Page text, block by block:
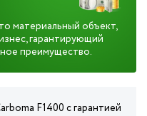
материальный объект,
гарантирующий
преимущество.
F1400 с гарантией